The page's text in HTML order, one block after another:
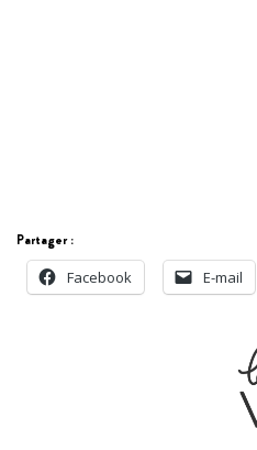
Partager :
Facebook
E-mail